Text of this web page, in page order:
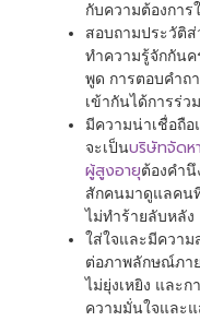
กับความต้องการ
สอบถามประวัติส่
ทำความรู้จักกันค
พูด การตอบคำถ
เข้ากันได้การร่ว
มีความน่าเชื่อถื
จะเป็นบริษัทจัดห
ผู้สูงอายุต้องคำนึ
สักคนมาดูแลคน
ไม่ทำร้ายลับหลัง
ใส่ใจและมีความ
ต่อภาพลักษณ์ภา
ไม่ยุ่งเหยิง และก
ความมั่นใจและ